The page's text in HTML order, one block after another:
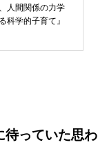
人間関係の力学
科学的子育て』
待っていた思わ